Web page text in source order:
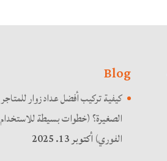
Blog
كيفية تركيب أفضل عداد زوار للمتاجر
الصغيرة؟ (خطوات بسيطة للاستخدام
الفوري)أكتوبر 13. 2025